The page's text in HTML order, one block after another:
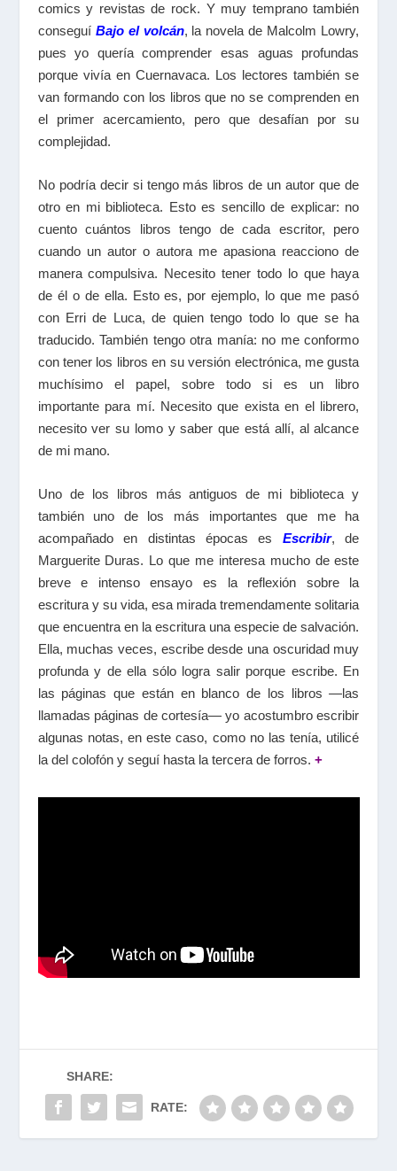
comics y revistas de rock. Y muy temprano también
conseguí Bajo el volcán, la novela de Malcolm Lowry,
pues yo quería comprender esas aguas profundas
porque vivía en Cuernavaca. Los lectores también se
van formando con los libros que no se comprenden en
el primer acercamiento, pero que desafían por su
complejidad.
No podría decir si tengo más libros de un autor que de
otro en mi biblioteca. Esto es sencillo de explicar: no
cuento cuántos libros tengo de cada escritor, pero
cuando un autor o autora me apasiona reacciono de
manera compulsiva. Necesito tener todo lo que haya
de él o de ella. Esto es, por ejemplo, lo que me pasó
con Erri de Luca, de quien tengo todo lo que se ha
traducido. También tengo otra manía: no me conformo
con tener los libros en su versión electrónica, me gusta
muchísimo el papel, sobre todo si es un libro
importante para mí. Necesito que exista en el librero,
necesito ver su lomo y saber que está allí, al alcance
de mi mano.
Uno de los libros más antiguos de mi biblioteca y
también uno de los más importantes que me ha
acompañado en distintas épocas es Escribir, de
Marguerite Duras. Lo que me interesa mucho de este
breve e intenso ensayo es la reflexión sobre la
escritura y su vida, esa mirada tremendamente solitaria
que encuentra en la escritura una especie de salvación.
Ella, muchas veces, escribe desde una oscuridad muy
profunda y de ella sólo logra salir porque escribe. En
las páginas que están en blanco de los libros —las
llamadas páginas de cortesía— yo acostumbro escribir
algunas notas, en este caso, como no las tenía, utilicé
la del colofón y seguí hasta la tercera de forros. +
SHARE:
RATE: